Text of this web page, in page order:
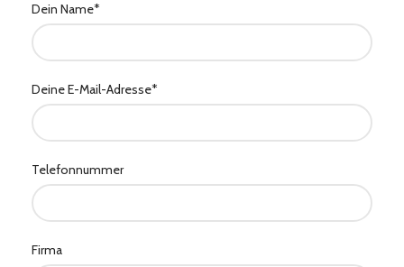
Dein Name*
Deine E-Mail-Adresse*
Telefonnummer
Firma